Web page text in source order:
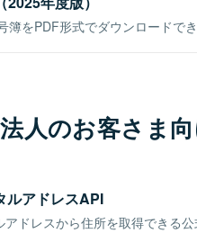
簿をPDF形式でダウンロードでき
人のお客さま
ルアドレスAPI
ドレスから住所を取得できる公